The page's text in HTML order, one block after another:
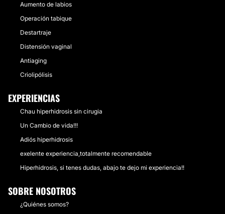
Aumento de labios
Operación tabique
Destartraje
Distensión vaginal
Antiaging
Criolipólisis
EXPERIENCIAS
Chau hiperhidrosis sin cirugia
Un Cambio de vida!!!
Adiós hiperhidrosis
exelente experiencia,totalmente recomendable
Hiperhidrosis, si tenes dudas, abajo te dejo mi experiencia!!
SOBRE NOSOTROS
¿Quiénes somos?